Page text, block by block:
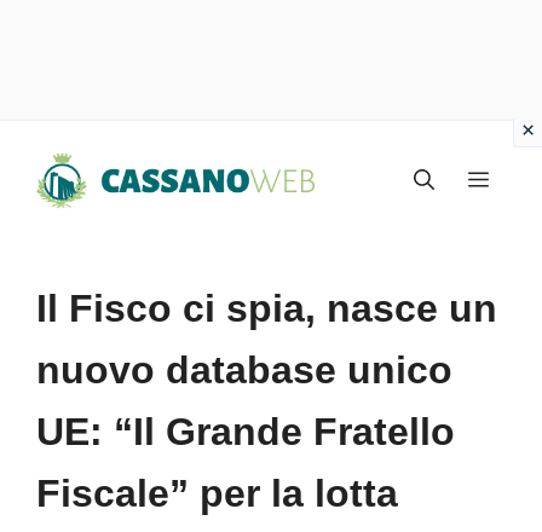
Menu
Il Fisco ci spia, nasce un
nuovo database unico
UE: “Il Grande Fratello
Fiscale” per la lotta